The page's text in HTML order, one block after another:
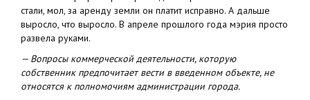
стали, мол, за аренду земли он платит исправно. А дальше
выросло, что выросло. В апреле прошлого года мэрия просто
развела руками.
— Вопросы коммерческой деятельности, которую
собственник предпочитает вести в введенном объекте, не
относятся к полномочиям администрации города.